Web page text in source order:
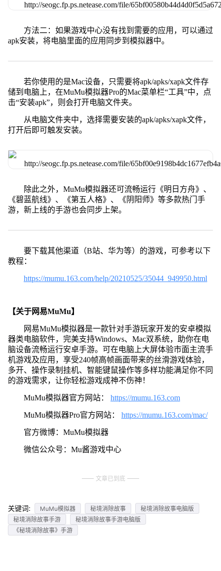
方法二：如果游戏中心没有找到需要的应用，可以通过
apk安装，将电脑里面的应用同步到模拟器中。
若你使用的是Mac设备，只需要将apk/apks/xapk文件存
储到电脑上，在MuMu模拟器Pro的Mac菜单栏“工具”中，点
击“安装apk”，则会打开电脑文件夹。
从电脑文件夹中，选择需要安装的apk/apks/xapk文件，
打开后即可触发安装。
除此之外，MuMu模拟器还可流畅运行《明日方舟》、
《碧蓝航线》、《第五人格》、《阴阳师》等多款热门手
游，新上线的手游也会同步上架。
要下载其他渠道（B站、华为等）的游戏，可参考以下
教程：
https://mumu.163.com/help/20210525/35044_949950.html
【关于网易MuMu】
网易MuMu模拟器是一款针对手游玩家开发的安卓模拟
器类电脑软件，完美支持Windows、Mac双系统，助你在电
脑设备流畅运行安卓手游。可在电脑上大屏体验市面主流手
机游戏及应用，享受240帧高帧画面带来的丝滑游戏体验，
多开、操作录制挂机、智能键鼠操作等多样功能满足你不同
的游戏需求，让你轻松游戏成神不伤神！
MuMu模拟器官方网站： https://mumu.163.com
MuMu模拟器Pro官方网站： https://mumu.163.com/mac/
官方微博：MuMu模拟器
微信公众号：Mu酱游戏中心
文章已到底
关键词: MuMu模拟器 秘境消除故事
秘境消除故事电脑版
秘境消除故事手游
秘境消除故事手游电脑版
《秘境消除故事》手游